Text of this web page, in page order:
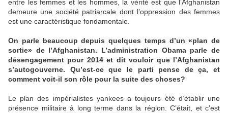
entre les femmes et les hommes, la vérité est que l’Afghanistan
demeure une société patriarcale dont l’oppression des femmes
est une caractéristique fondamentale.
On parle beaucoup depuis quelques temps d’un «plan de
sortie» de l’Afghanistan. L’administration Obama parle de
désengagement pour 2014 et dit vouloir que l’Afghanistan
s’autogouverne. Qu’est-ce que le parti pense de ça, et
comment voit-il son rôle pour la suite des choses?
Le plan des impérialistes yankees a toujours été d’établir une
présence militaire à long terme dans la région. C’était, et c’est